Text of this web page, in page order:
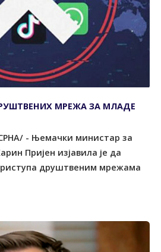
МРЕЖА ЗА МЛАДЕ
- Њемачки министар за
Пријен изјавила је да
друштвеним мрежама